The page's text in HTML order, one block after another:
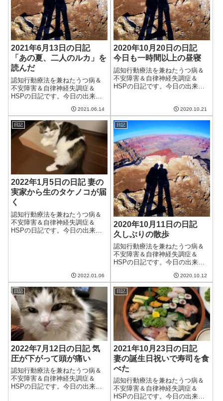
2021年6月13日の日記
「あの夏、二人のルカ」を
読んだ
認知行動療法を兼ねたうつ病＆
不安障害＆自律神経失調症＆
HSPの日記です。今日の出来事
午後からは雨が降ることもあ
り、湿度と温度も高く、過ごし
づらい日だった。午後からは今
年初めてエアコンを入れてみ
た。とりあえず無事に...
2021.06.14
2020年10月20日の日記
今日も一時間以上の昼寝
認知行動療法を兼ねたうつ病＆
不安障害＆自律神経失調症＆
HSPの日記です。今日の出来事
れほど低くなく、秋らしい天
気。これくらいの日がずっと続
いてくれたらなぁ。午前中はブ
ログの更新とクラウ...
2020.10.21
日記
2022年1月5日の日記 妻の
実家から生のタケノコが届
く
認知行動療法を兼ねたうつ病＆
不安障害＆自律神経失調症＆
HSPの日記です。今日の出来事
ど、あまり降らないと...2022.01.06
日記
2020年10月11日の日記
久しぶりの散歩
認知行動療法を兼ねたうつ病＆
不安障害＆自律神経失調症＆
HSPの日記です。今日の出来事
だ、のだが残念ながら天気は曇
り。すっきり晴れるとはいかな
い。それでもしばらく雨続きだ
ったので、やんでくれるのはう
れしい。また早く秋...
2020.10.12
日記
2022年7月12日の日記 気
圧が下がって頭が痛い
認知行動療法を兼ねたうつ病＆
不安障害＆自律神経失調症＆
HSPの日記です。今日の出来事
日記
2021年10月23日の日記
妻の誕生日祝いで寿司を食
べた
認知行動療法を兼ねたうつ病＆
不安障害＆自律神経失調症＆
HSPの日記です。今日の出来事